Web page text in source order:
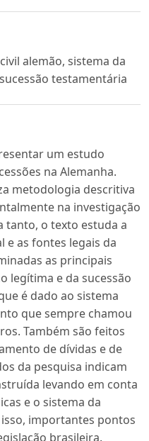
alemão, sistema da
testamentária
um estudo
na Alemanha.
metodologia descritiva
na investigação
tanto, o texto estuda a
as fontes legais da
as principais
legítima e da sucessão
é dado ao sistema
que sempre chamou
Também são feitos
de dívidas e de
da pesquisa indicam
levando em conta
e o sistema da
importantes pontos
brasileira.